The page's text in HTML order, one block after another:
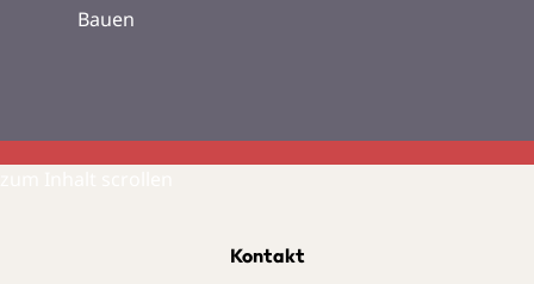
Bauen
Kontakt